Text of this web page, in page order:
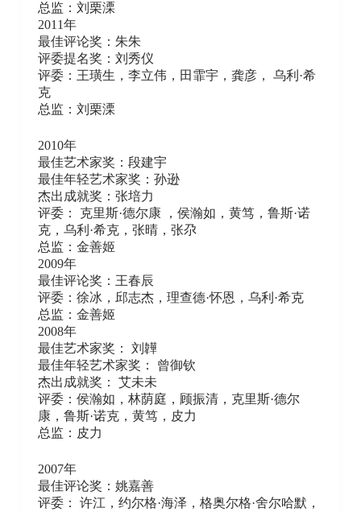
总监：刘栗溧
2011年
最佳评论奖：朱朱
评委提名奖：刘秀仪
评委：王璜生，李立伟，田霏宇，龚彦， 乌利·希
克
总监：刘栗溧
2010年
最佳艺术家奖：段建宇
最佳年轻艺术家奖：孙逊
杰出成就奖：张培力
评委： 克里斯·德尔康 ，侯瀚如，黄笃，鲁斯·诺
克，乌利·希克，张晴，张尕
总监：金善姬
2009年
最佳评论奖：王春辰
评委：徐冰，邱志杰，理查德·怀恩，乌利·希克
总监：金善姬
2008年
最佳艺术家奖： 刘韡
最佳年轻艺术家奖： 曾御钦
杰出成就奖： 艾未未
评委：侯瀚如，林荫庭，顾振清，克里斯·德尔
康，鲁斯·诺克，黄笃，皮力
总监：皮力
2007年
最佳评论奖：姚嘉善
评委： 许江，约尔格·海泽，格奥尔格·舍尔哈默，